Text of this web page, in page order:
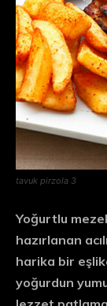
tavuk pirzola 3
Yoğurtlu
hazırlanan
harika bir
yoğurdun